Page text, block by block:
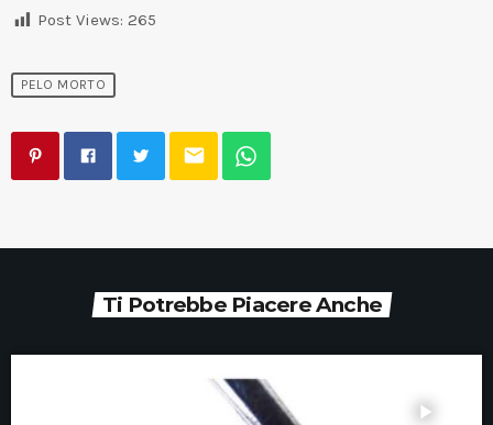
Post Views: 265
PELO MORTO
email
Ti Potrebbe Piacere Anche
play_arrow